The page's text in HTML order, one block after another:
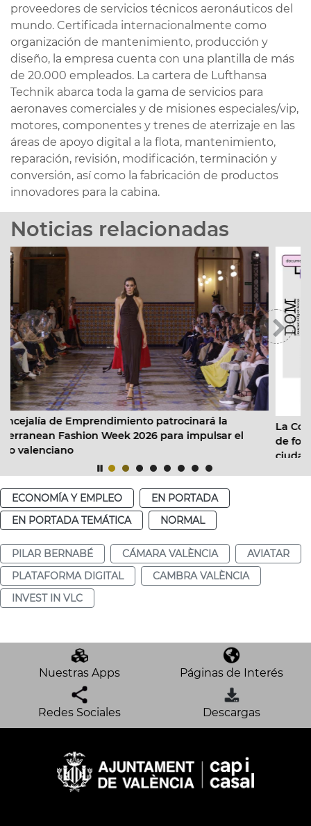
proveedores de servicios técnicos aeronáuticos del
mundo. Certificada internacionalmente como
organización de mantenimiento, producción y
diseño, la empresa cuenta con una plantilla de más
de 20.000 empleados. La cartera de Lufthansa
Technik abarca toda la gama de servicios para
aeronaves comerciales y de misiones especiales/vip,
motores, componentes y trenes de aterrizaje en las
áreas de apoyo digital a la flota, mantenimiento,
reparación, revisión, modificación, terminación y
conversión, así como la fabricación de productos
innovadores para la cabina.
Noticias relacionadas
la
impulsar el
La Concejalía de Empleo activa 4,8
de formación para las personas
ECONOMÍA Y EMPLEO
EN PORTADA
EN PORTADA TEMÁTICA
NORMAL
PILAR BERNABÉ CÁMARA VALÈNCIA
AVIATAR
PLATAFORMA DIGITAL
CAMBRA VALÈNCIA
INVEST IN VLC
Nuestras Apps Páginas de Interés
Redes Sociales Descargas